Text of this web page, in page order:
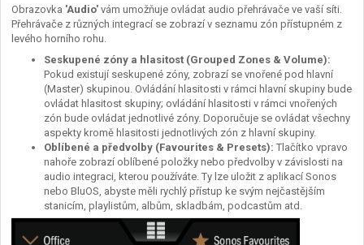
Obrazovka 'Audio' vám umožňuje ovládat audio přehrávače ve vaší síti.
Přehrávače z různých integrací se zobrazí v seznamu zón přístupném z
levého horního rohu.
Seskupené zóny a hlasitost (Grouped Zones & Volume):
Pokud existují seskupené zóny, zobrazí se vnořené pod hlavní
(Master) skupinou. Ovládání hlasitosti v rámci hlavní skupiny bude
ovládat hlasitost skupiny; ovládání hlasitosti v rámci vnořených
zón bude ovládat jednotlivé zóny. Doporučuje se ovládat všechny
aspekty kromě hlasitosti jednotlivých zón z hlavní skupiny.
Oblíbené a předvolby (Favourites & Presets): Tlačítko vpravo
nahoře zobrazí oblíbené položky nebo předvolby v závislosti na
audio integraci, kterou používáte. Ty lze uložit z aplikací Sonos
nebo BluOS, abyste měli rychlý přístup ke svým nejčastějším
stanicím, playlistům, albům, skladbám, podcastům atd.